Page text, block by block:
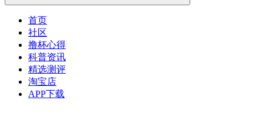
首页
社区
撸杯心得
科普资讯
精选测评
淘宝店
APP下载